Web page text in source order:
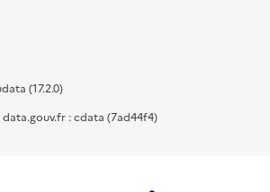
(17.2.0)
: cdata (7ad44f4)